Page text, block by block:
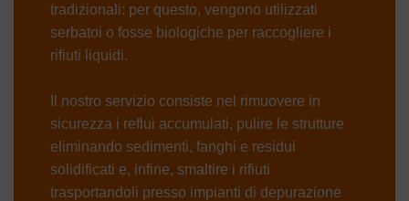
tradizionali: per questo, vengono utilizzati
serbatoi o fosse biologiche per raccogliere i
rifiuti liquidi.
Il nostro servizio consiste nel rimuovere in
sicurezza i reflui accumulati, pulire le strutture
eliminando sedimenti, fanghi e residui
solidificati e, infine, smaltire i rifiuti
trasportandoli presso impianti di depurazione